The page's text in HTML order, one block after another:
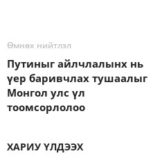
Өмнөх нийтлэл
Путиныг айлчлалынх нь
үер баривчлах тушаалыг
Монгол улс үл
тоомсорлолоо
ХАРИУ ҮЛДЭЭХ